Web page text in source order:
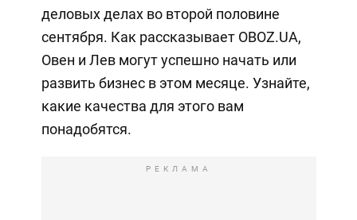
деловых делах во второй половине
сентября. Как рассказывает OBOZ.UA,
Овен и Лев могут успешно начать или
развить бизнес в этом месяце. Узнайте,
какие качества для этого вам
понадобятся.
РЕКЛАМА